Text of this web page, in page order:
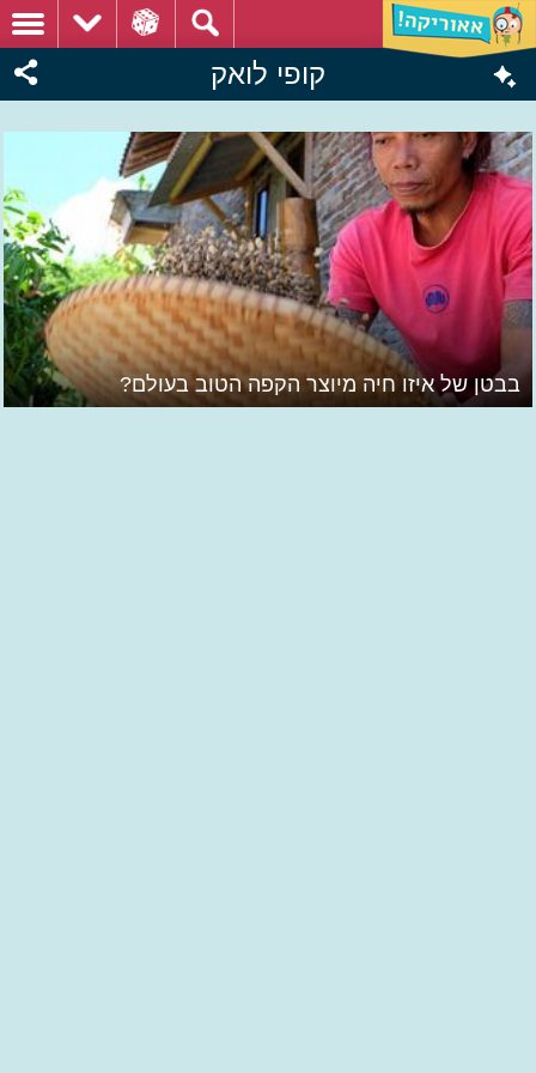
קופי לואק
בבטן של איזו חיה מיוצר הקפה הטוב בעולם?